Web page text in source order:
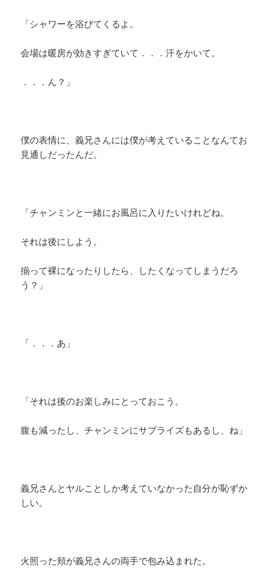
「シャワーを浴びてくるよ。
会場は暖房が効きすぎていて．．．汗をかいて。
．．．ん？」
僕の表情に、義兄さんには僕が考えていることなんてお
見通しだったんだ。
「チャンミンと一緒にお風呂に入りたいけれどね。
それは後にしよう。
揃って裸になったりしたら、したくなってしまうだろ
う？」
「．．．あ」
「それは後のお楽しみにとっておこう。
腹も減ったし、チャンミンにサプライズもあるし、ね」
義兄さんとヤルことしか考えていなかった自分が恥ずか
しい。
火照った頬が義兄さんの両手で包み込まれた。